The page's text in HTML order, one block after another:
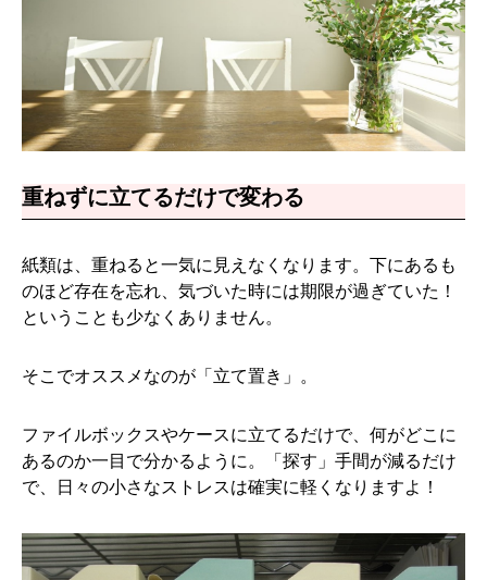
重ねずに立てるだけで変わる
紙類は、重ねると一気に見えなくなります。下にあるも
のほど存在を忘れ、気づいた時には期限が過ぎていた！
ということも少なくありません。
そこでオススメなのが「立て置き」。
ファイルボックスやケースに立てるだけで、何がどこに
あるのか一目で分かるように。「探す」手間が減るだけ
で、日々の小さなストレスは確実に軽くなりますよ！